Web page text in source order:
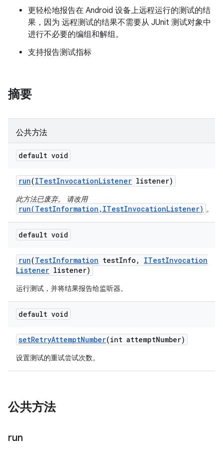
更轻松地报告在 Android 设备上远程运行的测试的结
果，因为 远程测试的结果不需要从 JUnit 测试对象中
进行不必要的编组和解组。
支持报告测试指标
摘要
公共方法
default void
run(ITestInvocationListener listener)
此方法已废弃。 请改用
run(TestInformation,ITestInvocationListener) 。
default void
run(TestInformation testInfo , ITestInvocation
Listener listener)
运行测试，并将结果报告给监听器。
default void
setRetryAttemptNumber(int attemptNumber)
设置测试的重试尝试次数。
公共方法
run